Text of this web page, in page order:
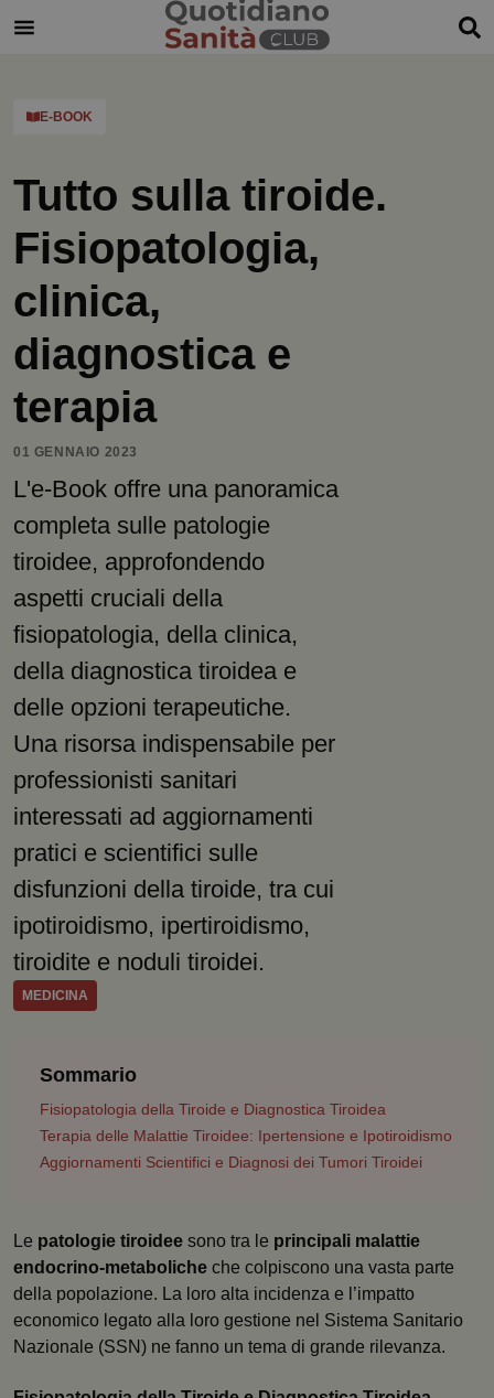
E-BOOK
Tutto sulla tiroide.
Fisiopatologia,
clinica,
diagnostica e
terapia
01 GENNAIO 2023
L'e-Book offre una panoramica
completa sulle patologie
tiroidee, approfondendo
aspetti cruciali della
fisiopatologia, della clinica,
della diagnostica tiroidea e
delle opzioni terapeutiche.
Una risorsa indispensabile per
professionisti sanitari
interessati ad aggiornamenti
pratici e scientifici sulle
disfunzioni della tiroide, tra cui
ipotiroidismo, ipertiroidismo,
tiroidite e noduli tiroidei.
MEDICINA
Sommario
Fisiopatologia della Tiroide e Diagnostica Tiroidea
Terapia delle Malattie Tiroidee: Ipertensione e Ipotiroidismo
Aggiornamenti Scientifici e Diagnosi dei Tumori Tiroidei
Le patologie tiroidee sono tra le principali malattie
endocrino-metaboliche che colpiscono una vasta parte
della popolazione. La loro alta incidenza e l’impatto
economico legato alla loro gestione nel Sistema Sanitario
Nazionale (SSN) ne fanno un tema di grande rilevanza.